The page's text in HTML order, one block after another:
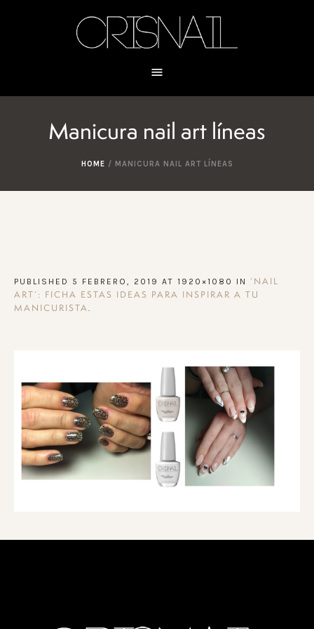
Manicura nail art líneas
HOME / MANICURA NAIL ART LÍNEAS
PUBLISHED 5 FEBRERO, 2019 AT 1920×1080 IN
‘NAIL
ART’: FICHA ESTAS IDEAS PARA INSPIRAR A TU
MANICURISTA.